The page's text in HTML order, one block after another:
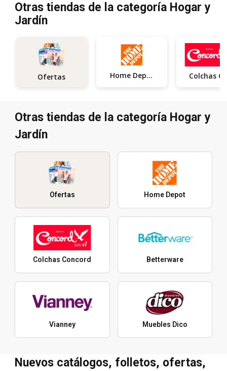
Otras tiendas de la categoría Hogar y
Jardín
Ofertas Home Depot
Otras tiendas de la categoría Hogar y
Jardín
Ofertas Home Depot
Colchas Concord Betterware
Vianney Muebles Dico
Nuevos catálogos, folletos, ofertas,